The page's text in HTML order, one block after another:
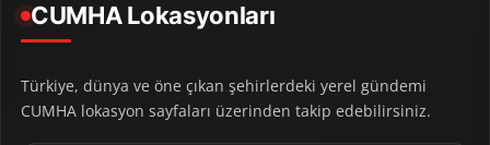
CUMHA Lokasyonları
Türkiye, dünya ve öne çıkan şehirlerdeki yerel gündemi
CUMHA lokasyon sayfaları üzerinden takip edebilirsiniz.